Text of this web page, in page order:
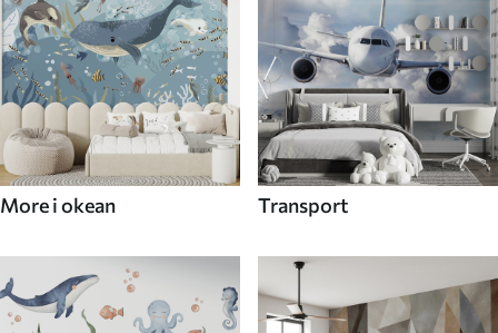
More i okean Transport